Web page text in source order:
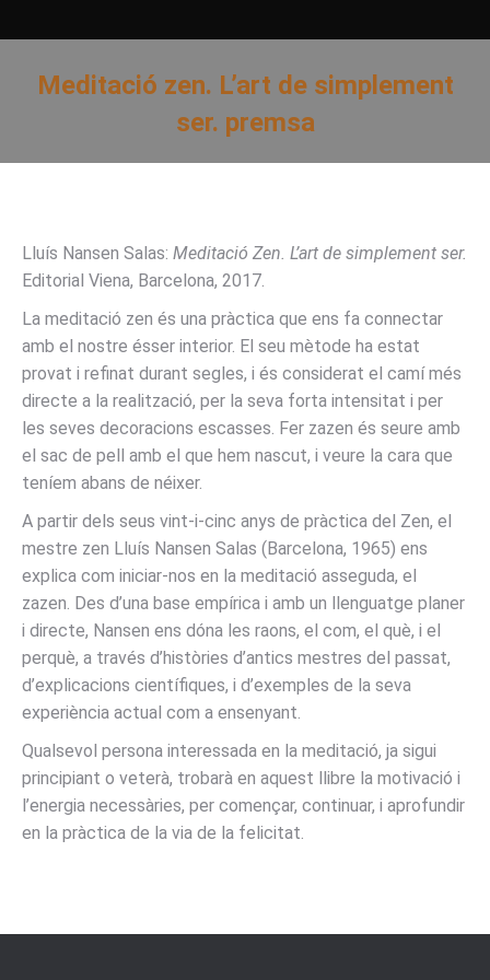
Meditació zen. L’art de simplement
ser. premsa
Lluís Nansen Salas: Meditació Zen. L’art de simplement ser.
Editorial Viena, Barcelona, 2017.
La meditació zen és una pràctica que ens fa connectar
amb el nostre ésser interior. El seu mètode ha estat
provat i refinat durant segles, i és considerat el camí més
directe a la realització, per la seva forta intensitat i per
les seves decoracions escasses. Fer zazen és seure amb
el sac de pell amb el que hem nascut, i veure la cara que
teníem abans de néixer.
A partir dels seus vint-i-cinc anys de pràctica del Zen, el
mestre zen Lluís Nansen Salas (Barcelona, 1965) ens
explica com iniciar-nos en la meditació asseguda, el
zazen. Des d’una base empírica i amb un llenguatge planer
i directe, Nansen ens dóna les raons, el com, el què, i el
perquè, a través d’històries d’antics mestres del passat,
d’explicacions científiques, i d’exemples de la seva
experiència actual com a ensenyant.
Qualsevol persona interessada en la meditació, ja sigui
principiant o veterà, trobarà en aquest llibre la motivació i
l’energia necessàries, per començar, continuar, i aprofundir
en la pràctica de la via de la felicitat.